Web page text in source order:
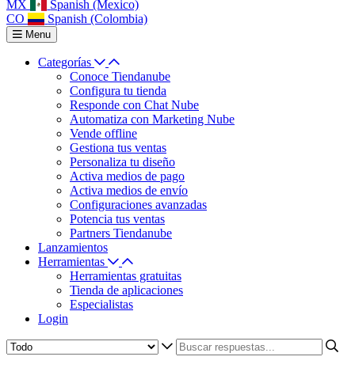
MX
Spanish (Mexico)
CO
Spanish (Colombia)
Menu
Categorías
Conoce Tiendanube
Configura tu tienda
Responde con Chat Nube
Automatiza con Marketing Nube
Vende offline
Gestiona tus ventas
Personaliza tu diseño
Activa medios de pago
Activa medios de envío
Configuraciones avanzadas
Potencia tus ventas
Partners Tiendanube
Lanzamientos
Herramientas
Herramientas gratuitas
Tienda de aplicaciones
Especialistas
Login